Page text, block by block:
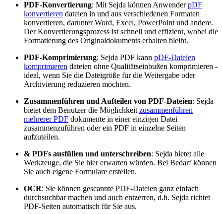
PDF-Konvertierung: Mit Sejda können AnwenderpDF
konvertieren dateien in und aus verschiedenen Formaten
konvertieren, darunter Word, Excel, PowerPoint und andere.
Der Konvertierungsprozess ist schnell und effizient, wobei die
Formatierung des Originaldokuments erhalten bleibt.
PDF-Komprimierung: Sejda PDF kann pDF-Dateien
komprimieren dateien ohne Qualitätseinbußen komprimieren -
ideal, wenn Sie die Dateigröße für die Weitergabe oder
Archivierung reduzieren möchten.
Zusammenführen und Aufteilen von PDF-Dateien: Sejda
bietet dem Benutzer die Möglichkeit zusammenführen
mehrerer PDF dokumente in einer einzigen Datei
zusammenzuführen oder ein PDF in einzelne Seiten
aufzuteilen.
& PDFs ausfüllen und unterschreiben: Sejda bietet alle
Werkzeuge, die Sie hier erwarten würden. Bei Bedarf können
Sie auch eigene Formulare erstellen.
OCR: Sie können gescannte PDF-Dateien ganz einfach
durchsuchbar machen und auch entzerren, d.h. Sejda richtet
PDF-Seiten automatisch für Sie aus.